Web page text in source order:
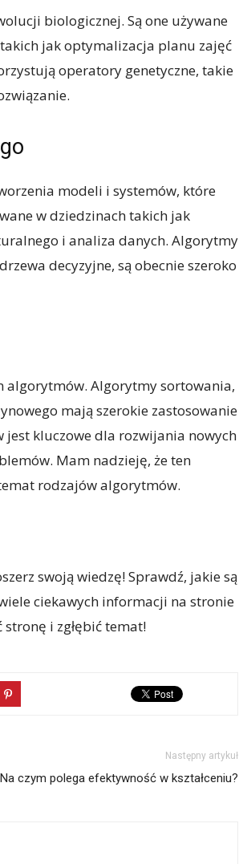
biologicznej. Są one używane
jak optymalizacja planu zajęć
operatory genetyczne, takie
modeli i systemów, które
w dziedzinach takich jak
i analiza danych. Algorytmy
decyzyjne, są obecnie szeroko
Algorytmy sortowania,
mają szerokie zastosowanie
kluczowe dla rozwijania nowych
Mam nadzieję, że ten
rodzajów algorytmów.
swoją wiedzę! Sprawdź, jakie są
ciekawych informacji na stronie
i zgłębić temat!
Następny artykuł
Na czym polega efektywność w kształceniu?